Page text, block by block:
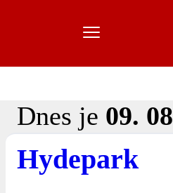
Dnes je 09.
Hydepark